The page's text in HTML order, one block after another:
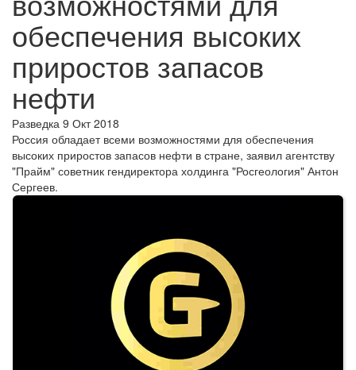
обеспечения высоких
приростов запасов
нефти
Разведка 9 Окт 2018
Россия обладает всеми возможностями для обеспечения
высоких приростов запасов нефти в стране, заявил агентству
"Прайм" советник гендиректора холдинга "Росгеология" Антон
Сергеев.